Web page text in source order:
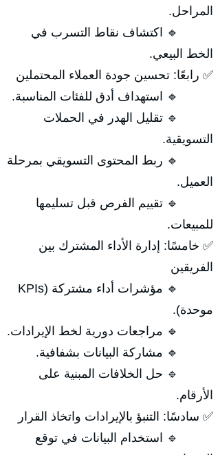
المراحل.
🔹 اكتشاف نقاط التسرب في
الخط البيعي.
✅ رابعًا: تحسين جودة العملاء المحتملين
🔹 استهداف أدق للفئات المناسبة.
🔹 تقليل الهدر في الحملات
التسويقية.
🔹 ربط المحتوى التسويقي بمرحلة
العميل.
🔹 تقييم الفرص قبل تسليمها
للمبيعات.
✅ خامسًا: إدارة الأداء المشترك بين
الفريقين
🔹 مؤشرات أداء مشتركة (KPIs
موحدة).
🔹 مراجعات دورية لخط الإيرادات.
🔹 مشاركة البيانات بشفافية.
🔹 حل الخلافات المبنية على
الأرقام.
✅ سادسًا: التنبؤ بالإيرادات واتخاذ القرار
🔹 استخدام البيانات في توقع